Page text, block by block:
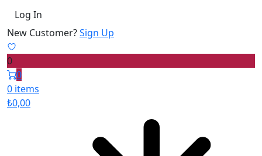
Log In
New Customer?Sign Up
0
0
0 items
₺0,00